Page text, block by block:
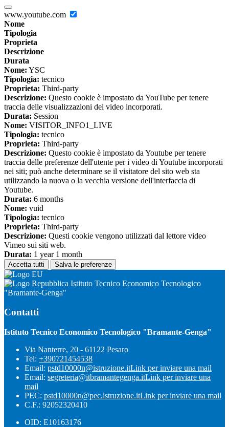
www.youtube.com
Nome
Tipologia
Proprieta
Descrizione
Durata
Nome: YSC
Tipologia: tecnico
Proprieta: Third-party
Descrizione: Questo cookie è impostato da YouTube per tenere
traccia delle visualizzazioni dei video incorporati.
Durata: Session
Nome: VISITOR_INFO1_LIVE
Tipologia: tecnico
Proprieta: Third-party
Descrizione: Questo cookie è impostato da Youtube per tenere
traccia delle preferenze dell'utente per i video di Youtube incorporati
nei siti; può anche determinare se il visitatore del sito web sta
utilizzando la nuova o la vecchia versione dell'interfaccia di
Youtube.
Durata: 6 months
Nome: vuid
Tipologia: tecnico
Proprieta: Third-party
Descrizione: Questi cookie vengono utilizzati dal lettore video
Vimeo sui siti web.
Durata: 1 year 1 month
Accetta tutti Salva le preferenze
Istituto Tecnico Economico Tecnologico
"Bramante-Genga"
Contatti
Istituto Tecnico Economico Tecnologico "Bramante-Genga"
Via Nanterre, 20 - 61122 Pesaro
Tel: +390721454538
Email: pstd10000n@istruzione.itLink per inviare una mail
Email: segreteria@itbramantegenga.itLink per inviare una
mail
PEC: pstd10000n@pec.istruzione.itLink per inviare una mail
C.F.: 92052320410
OID: E10163176